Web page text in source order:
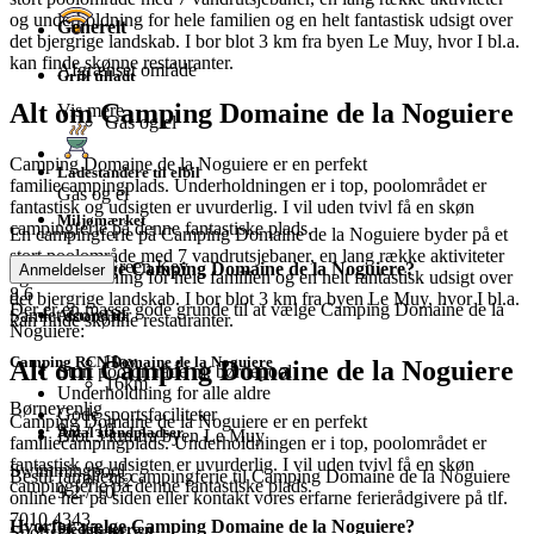
og underholdning for hele familien og en helt fantastisk udsigt over
det bjergrige landskab. I bor blot 3 km fra byen Le Muy, hvor I bl.a.
kan finde skønne restauranter.
Alt om Camping Domaine de la Noguiere
Camping Domaine de la Noguiere er en perfekt
familiecampingplads. Underholdningen er i top, poolområdet er
fantastisk og udsigten er uvurderlig. I vil uden tvivl få en skøn
campingferie på denne fantastiske plads.
Hvorfor vælge Camping Domaine de la Noguiere?
Der er en masse gode grunde til at vælge Camping Domaine de la
Noguiere:
Stort poolområde m. børnepool
Underholdning for alle aldre
Gode sportsfaciliteter
Blot 3 km fra byen Le Muy
Bestil familiens campingferie til Camping Domaine de la Noguiere
online her på siden eller kontakt vores erfarne ferierådgivere på tlf.
7010 4343.
Afgrænset område
Vis mere
Gas og el
En campingferie på Camping Domaine de la Noguiere byder på et
stort poolområde med 7 vandrutsjebaner, en lang række aktiviteter
og underholdning for hele familien og en helt fantastisk udsigt over
det bjergrige landskab. I bor blot 3 km fra byen Le Muy, hvor I bl.a.
kan finde skønne restauranter.
Alt om Camping Domaine de la Noguiere
Camping Domaine de la Noguiere er en perfekt
familiecampingplads. Underholdningen er i top, poolområdet er
fantastisk og udsigten er uvurderlig. I vil uden tvivl få en skøn
campingferie på denne fantastiske plads.
Hvorfor vælge Camping Domaine de la Noguiere?
Generelt
Grill tilladt
Gas og el
Ladestandere til elbil
Miljømærket
Green Key
Afstand til
Hav
16km
Antal standpladser
312
Stedets terræn
Anmeldelser
8.6
Samlet score for
Camping RCN Domaine de la Noguiere
Børnevenlig
9.2/ 10
Swimmingpool
9.2/ 10